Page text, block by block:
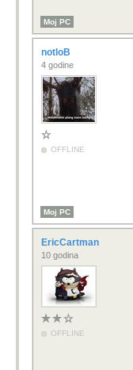
Moj PC
notloB
4 godine
OFFLINE
Moj PC
EricCartman
10 godina
OFFLINE